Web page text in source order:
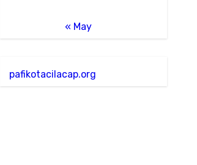
« May
pafikotacilacap.org